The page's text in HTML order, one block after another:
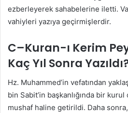
ezberleyerek sahabelerine iletti.
vahiyleri yazıya geçirmişlerdir.
C–Kuran-ı Kerim
Kaç Yıl Sonra
Hz. Muhammed’in vefatından
bin Sabit’in başkanlığında bir kurul
mushaf haline getirildi. Daha